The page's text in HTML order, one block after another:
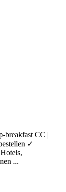
breakfast CC |
✓
...